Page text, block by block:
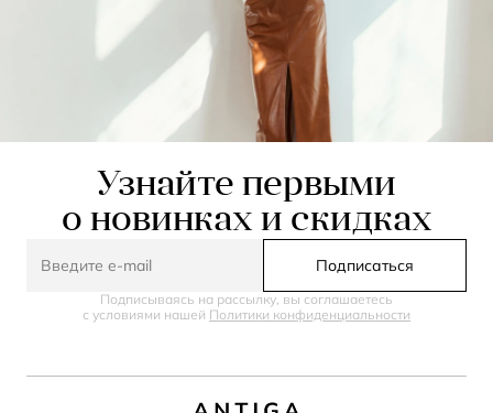
Узнайте первыми
о новинках и скидках
Подписаться
Подписываясь на рассылку, вы соглашаетесь
с условиями нашей Политики конфиденциальности